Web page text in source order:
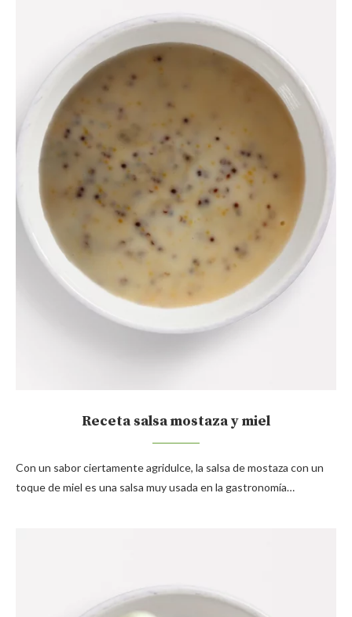
Receta salsa mostaza y miel
Con un sabor ciertamente agridulce, la salsa de mostaza con un
toque de miel es una salsa muy usada en la gastronomía…